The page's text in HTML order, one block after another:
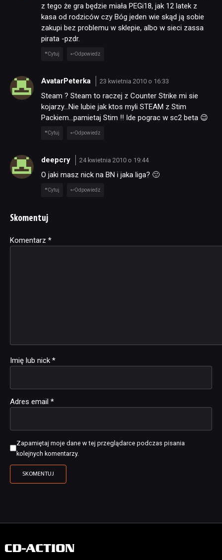
z tego że gra będzie miała PEGi18, jak 12 latek z
kasa od rodziców czy Bóg jeden wie skąd ją sobie
zakupi bez problemu w sklepie, albo w sieci zassa
pirata -pzdr.
Cytuj Odpowiedz
AvatarPeterka 23 kwietnia 2010 o 16:33
Steam ? Steam to raczej z Counter Strike mi sie
kojarzy…Nie lubie jak ktos myli STEAM z Stim
Packiem…pamietaj Stim !! Ide pograc w sc2 beta 😉
Cytuj Odpowiedz
deepcry 24 kwietnia 2010 o 19:44
O jaki masz nick na BN i jaka liga? 🙂
Cytuj Odpowiedz
Skomentuj
Komentarz *
Imię lub nick *
Adres email *
Zapamiętaj moje dane w tej przeglądarce podczas pisania
kolejnych komentarzy.
Alternative: